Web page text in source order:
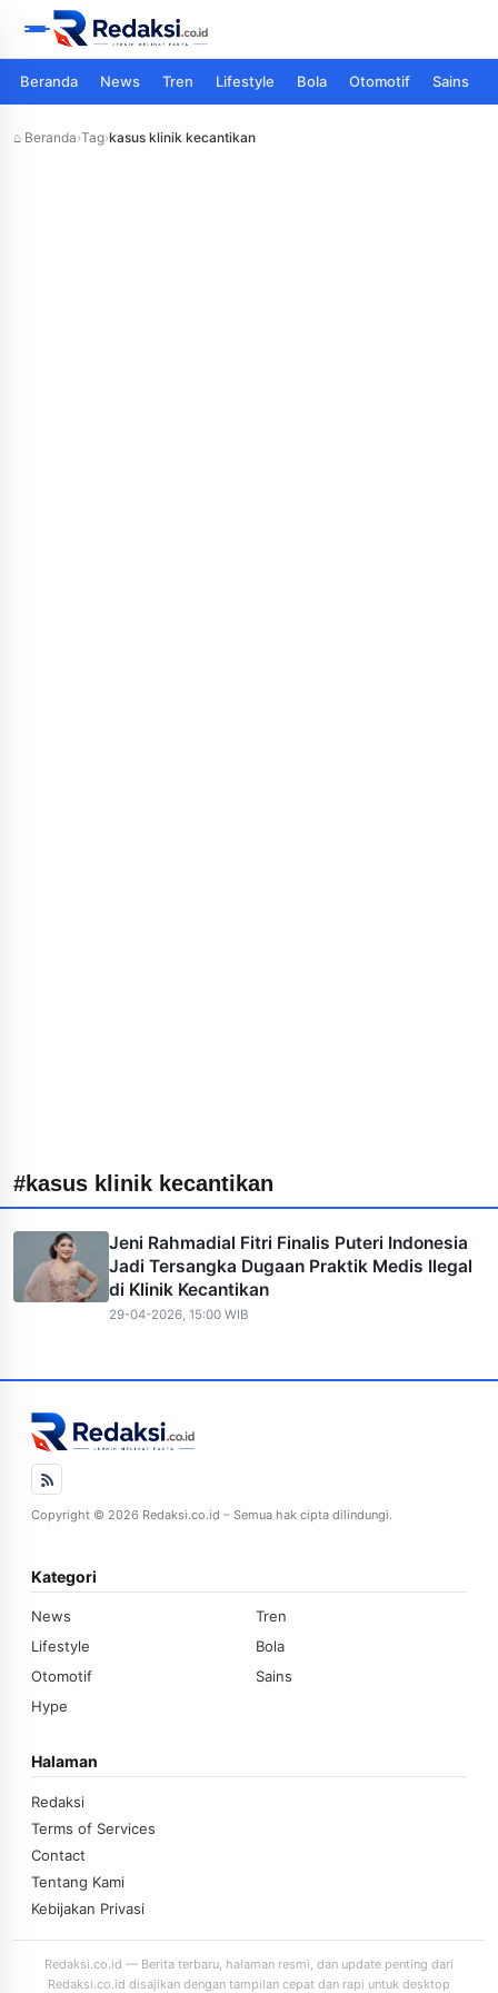
Beranda News Tren Lifestyle Bola Otomotif Sains
⌂ Beranda›Tag›kasus klinik kecantikan
#kasus klinik kecantikan
Jeni Rahmadial Fitri Finalis Puteri Indonesia
Jadi Tersangka Dugaan Praktik Medis Ilegal
di Klinik Kecantikan
29-04-2026, 15:00 WIB
Copyright © 2026 Redaksi.co.id – Semua hak cipta dilindungi.
Kategori
News
Tren
Lifestyle
Bola
Otomotif
Sains
Hype
Halaman
Redaksi
Terms of Services
Contact
Tentang Kami
Kebijakan Privasi
Redaksi.co.id — Berita terbaru, halaman resmi, dan update penting dari
Redaksi.co.id disajikan dengan tampilan cepat dan rapi untuk desktop